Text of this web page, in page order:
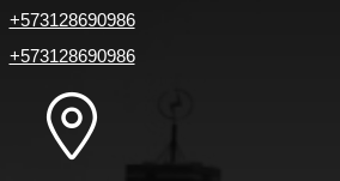
+573128690986
+573128690986